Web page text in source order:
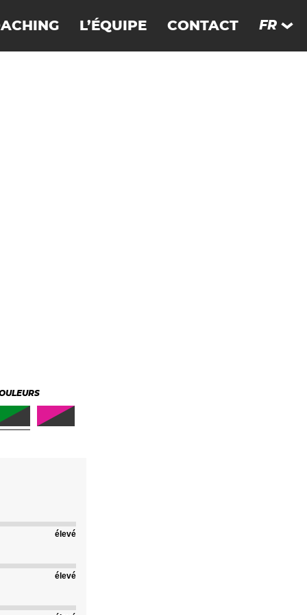
FR
L’ÉQUIPE CONTACT
MERVEILLEUSEMENT BIEN
élevé
élevé